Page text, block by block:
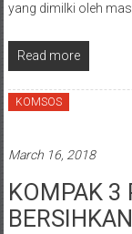
yang dimilki oleh
Read more
KOMSOS
March 16, 2018
KOMPAK 3